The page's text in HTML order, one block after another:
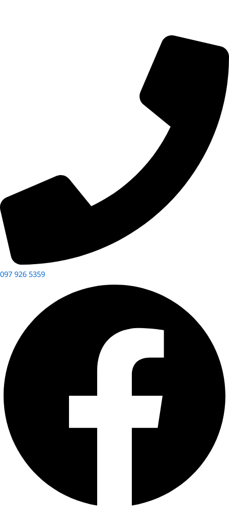
097 926 5359